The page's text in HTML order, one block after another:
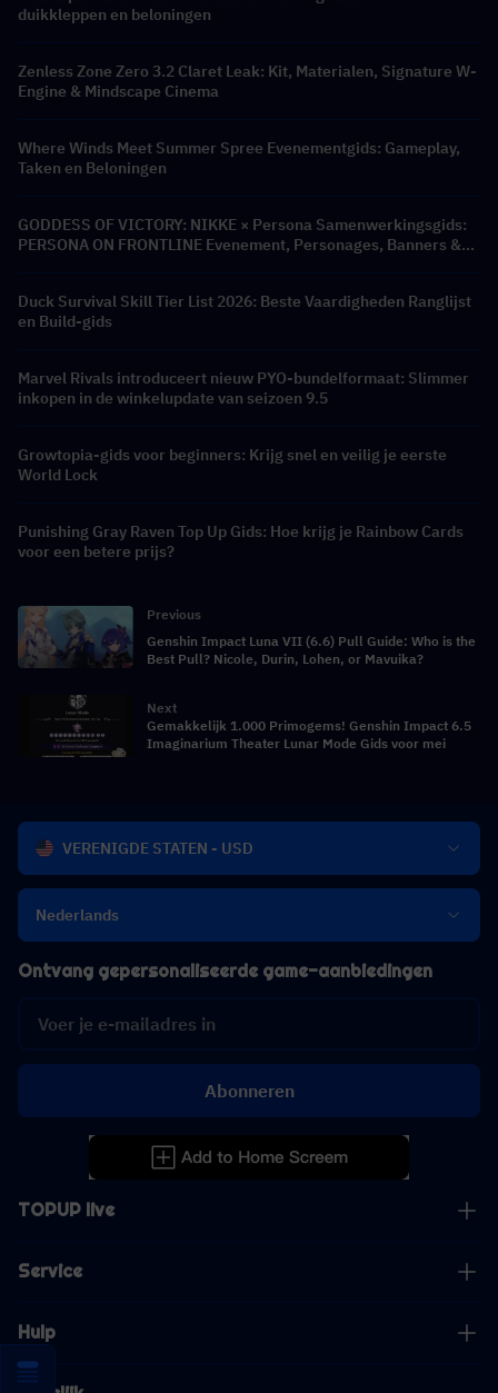
duikkleppen en beloningen
Zenless Zone Zero 3.2 Claret Leak: Kit, Materialen, Signature W-
Engine & Mindscape Cinema
Where Winds Meet Summer Spree Evenementgids: Gameplay,
Taken en Beloningen
GODDESS OF VICTORY: NIKKE × Persona Samenwerkingsgids:
PERSONA ON FRONTLINE Evenement, Personages, Banners &
Duck Survival Skill Tier List 2026: Beste Vaardigheden Ranglijst
en Build-gids
Marvel Rivals introduceert nieuw PYO-bundelformaat: Slimmer
inkopen in de winkelupdate van seizoen 9.5
Growtopia-gids voor beginners: Krijg snel en veilig je eerste
World Lock
Punishing Gray Raven Top Up Gids: Hoe krijg je Rainbow Cards
voor een betere prijs?
Previous
Genshin Impact Luna VII (6.6) Pull Guide: Who is the
Best Pull? Nicole, Durin, Lohen, or Mavuika?
Next
Gemakkelijk 1.000 Primogems! Genshin Impact 6.5
Imaginarium Theater Lunar Mode Gids voor mei
VERENIGDE STATEN - USD
Nederlands
TOPUP live
Service
Hulp
Ontvang gepersonaliseerde game-aanbiedingen
Abonneren